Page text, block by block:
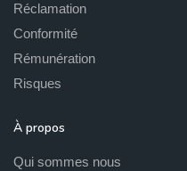
Réclamation
Conformité
Rémunération
Risques
À propos
Qui sommes nous